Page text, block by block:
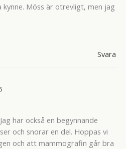
kynne. Möss är otrevligt, men jag
Svara
har också en begynnande
och snorar en del. Hoppas vi
och att mammografin går bra